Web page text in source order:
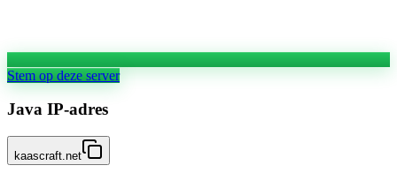
Stem op deze server
Java IP-adres
kaascraft.net